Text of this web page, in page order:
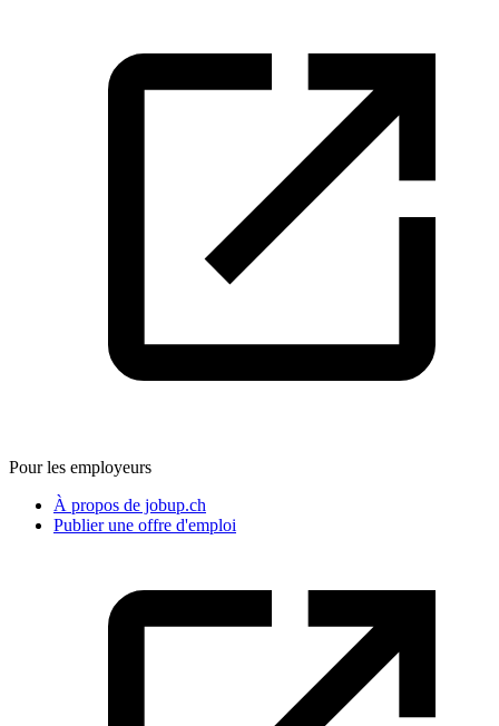
Pour les employeurs
À propos de jobup.ch
Publier une offre d'emploi